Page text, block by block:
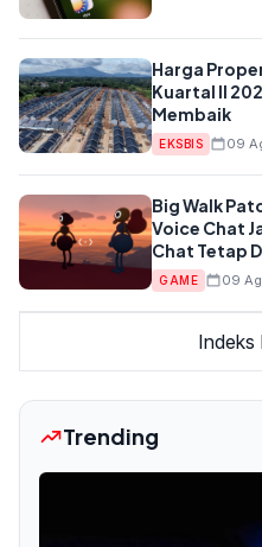
Harga
Kuartal II
Membaik
EKSBIS 09
Big Walk
Voice Chat
Chat Tetap
GAME 09
Indeks
Trending